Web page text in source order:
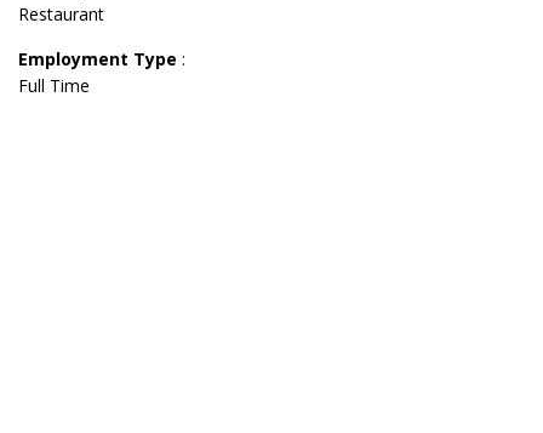
Restaurant
Employment Type :
Full Time